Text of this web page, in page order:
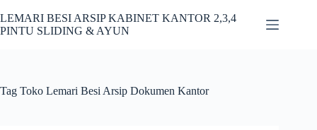
to
content
LEMARI BESI ARSIP KABINET KANTOR 2,3,4
PINTU SLIDING & AYUN
Tag Toko Lemari Besi Arsip Dokumen Kantor